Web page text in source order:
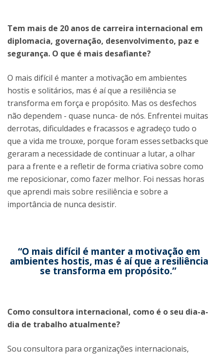
Tem mais de 20 anos de carreira internacional em
diplomacia, governação, desenvolvimento, paz e
segurança. O que é mais desafiante?
O mais difícil é manter a motivação em ambientes
hostis e solitários, mas é aí que a resiliência se
transforma em força e propósito. Mas os desfechos
não dependem - quase nunca- de nós. Enfrentei muitas
derrotas, dificuldades e fracassos e agradeço tudo o
que a vida me trouxe, porque foram esses setbacks que
geraram a necessidade de continuar a lutar, a olhar
para a frente e a refletir de forma criativa sobre como
me reposicionar, como fazer melhor. Foi nessas horas
que aprendi mais sobre resiliência e sobre a
importância de nunca desistir.
“O mais difícil é manter a motivação em
ambientes hostis, mas é aí que a resiliência
se transforma em propósito.”
Como consultora internacional, como é o seu dia-a-
dia de trabalho atualmente?
Sou consultora para organizações internacionais,